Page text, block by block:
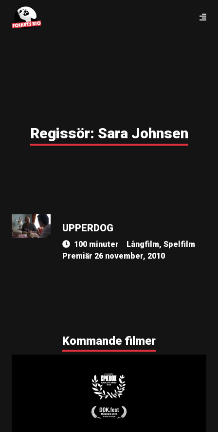
Regissör: Sara Johnsen
UPPERDOG
100 minuter
Långfilm, Spelfilm
Premiär 26 november, 2010
Kommande filmer